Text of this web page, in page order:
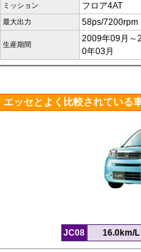
ミッション フロア4AT
最大出力 58ps/7200rpm
生産期間
2009年09月～
0年03月
エッセとよく比較されている
JC08 16.0km/L